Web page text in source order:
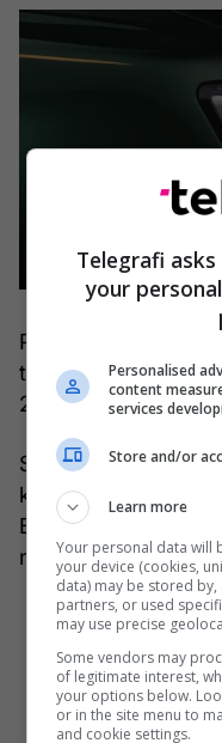
Pra, mund të
të mbeten mjaft
2026.
Si kujtesë, ato
kupen e rregullt dhe
Badge. Ndoshta të
nga një të secilës? /
Telegrafi
your
Personalised
content
services
Store and/or
Learn more
Your personal data will
your device (cookies,
data) may be stored
partners, or used
may use precise
Some vendors may
of legitimate interest,
your options below.
or in the site menu to
and cookie settings.